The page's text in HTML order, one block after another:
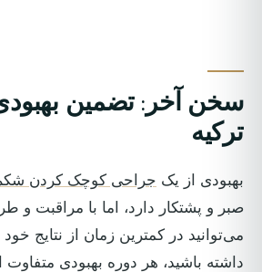
سخن آخر: تضمین
ترکیه
بهبودی از یک جراحی کوچک کردن
صبر و پشتکار دارد، اما با مراقبت و
می‌توانید در کمترین زمان از نتایج خود
داشته باشید، هر دوره بهبودی